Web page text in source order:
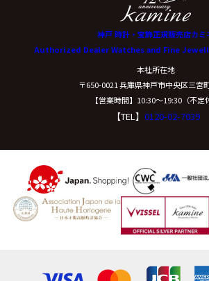
神戸 時計・宝飾正規販売店カミ
Authorized Dealer Watches and Fine
本社所在地
〒650-0021 兵庫県神戸市中央区三宮
【営業時間】10:30〜19:30（不定
【TEL】 0120-02-7039